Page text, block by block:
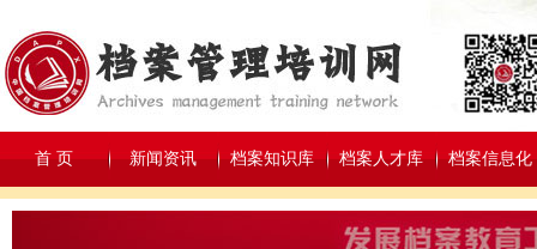
首 页 新闻资讯 档案知识库 档案人才库 档案信息化